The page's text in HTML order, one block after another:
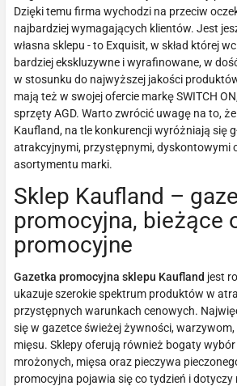
Dzięki temu firma wychodzi na przeciw
najbardziej wymagających klientów. Jest
własna sklepu - to Exquisit, w skład której
bardziej ekskluzywne i wyrafinowane, w
w stosunku do najwyższej jakości
mają też w swojej ofercie markę SWITCH
sprzęty AGD. Warto zwrócić uwagę na to,
Kaufland, na tle konkurencji wyróżniają się
atrakcyjnymi, przystępnymi, dyskontowymi
asortymentu marki.
Sklep Kaufland –
promocyjna, bieżące
promocyjne
Gazetka promocyjna sklepu Kaufland jest
ukazuje szerokie spektrum produktów w
przystępnych warunkach cenowych.
się w gazetce świeżej żywności,
mięsu. Sklepy oferują również bogaty
mrożonych, mięsa oraz pieczywa
promocyjna pojawia się co tydzień i